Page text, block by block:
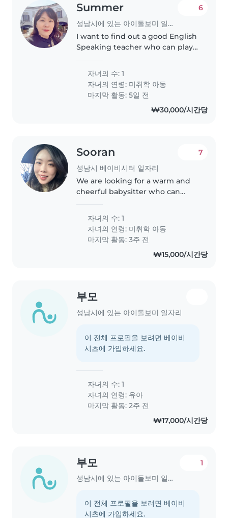
Summer
성남시에 있는 아이돌보미 일자리
6
I want to find out a good English
Speaking teacher who can play
You can play with her in English
and read an English book and
ask something and answers..
자녀의 수: 1
자녀의 연령: 미취학 아동
마지막 활동: 5일 전
₩30,000/시간당
Sooran
성남시 베이비시터 일자리
7
We are looking for a warm and
cheerful babysitter who can
year-old daughter. She loves
singing and reading books, and
we hope you can play with her
and..
자녀의 수: 1
자녀의 연령: 미취학 아동
마지막 활동: 3주 전
₩15,000/시간당
부모
성남시에 있는 아이돌보미 일자리
이 전체 프로필을 보려면 베이비
시츠에 가입하세요.
자녀의 수: 1
자녀의 연령: 유아
마지막 활동: 2주 전
₩17,000/시간당
부모
성남시에 있는 아이돌보미 일자리
1
이 전체 프로필을 보려면 베이비
시츠에 가입하세요.